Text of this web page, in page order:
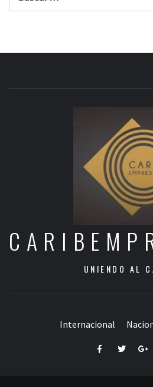
UNIENDO AL
Internacional
FacebookTwitter